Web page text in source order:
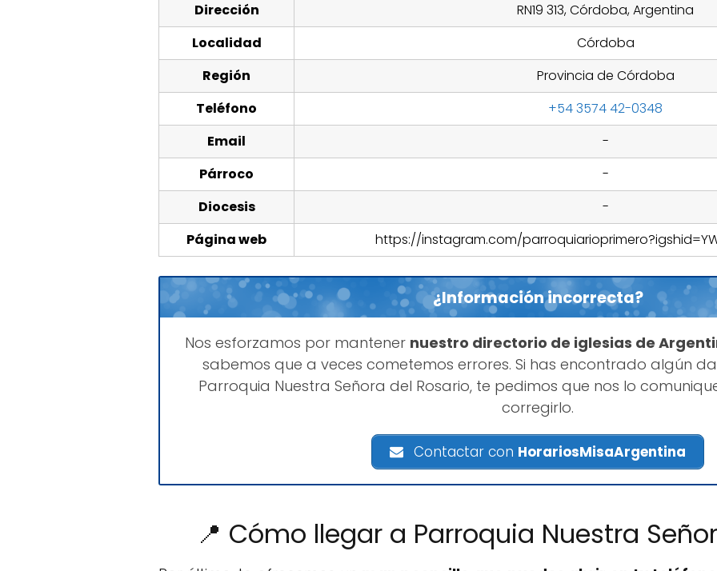
Dirección
RN19 313, Córdoba, Argentina
Localidad
Córdoba
Región
Provincia de Córdoba
Teléfono
+54 3574 42-0348
Email
-
Párroco
-
Diocesis
-
Página web
https://instagram.com/
¿Información incorrecta?
Nos esforzamos por mantener nuestro directorio de iglesias de
sabemos que a veces cometemos errores. Si has encontrado algún
Parroquia Nuestra Señora del Rosario, te pedimos que nos lo
corregirlo.
Contactar con HorariosMisaArgentina
📍 Cómo llegar a Parroquia Nuestra